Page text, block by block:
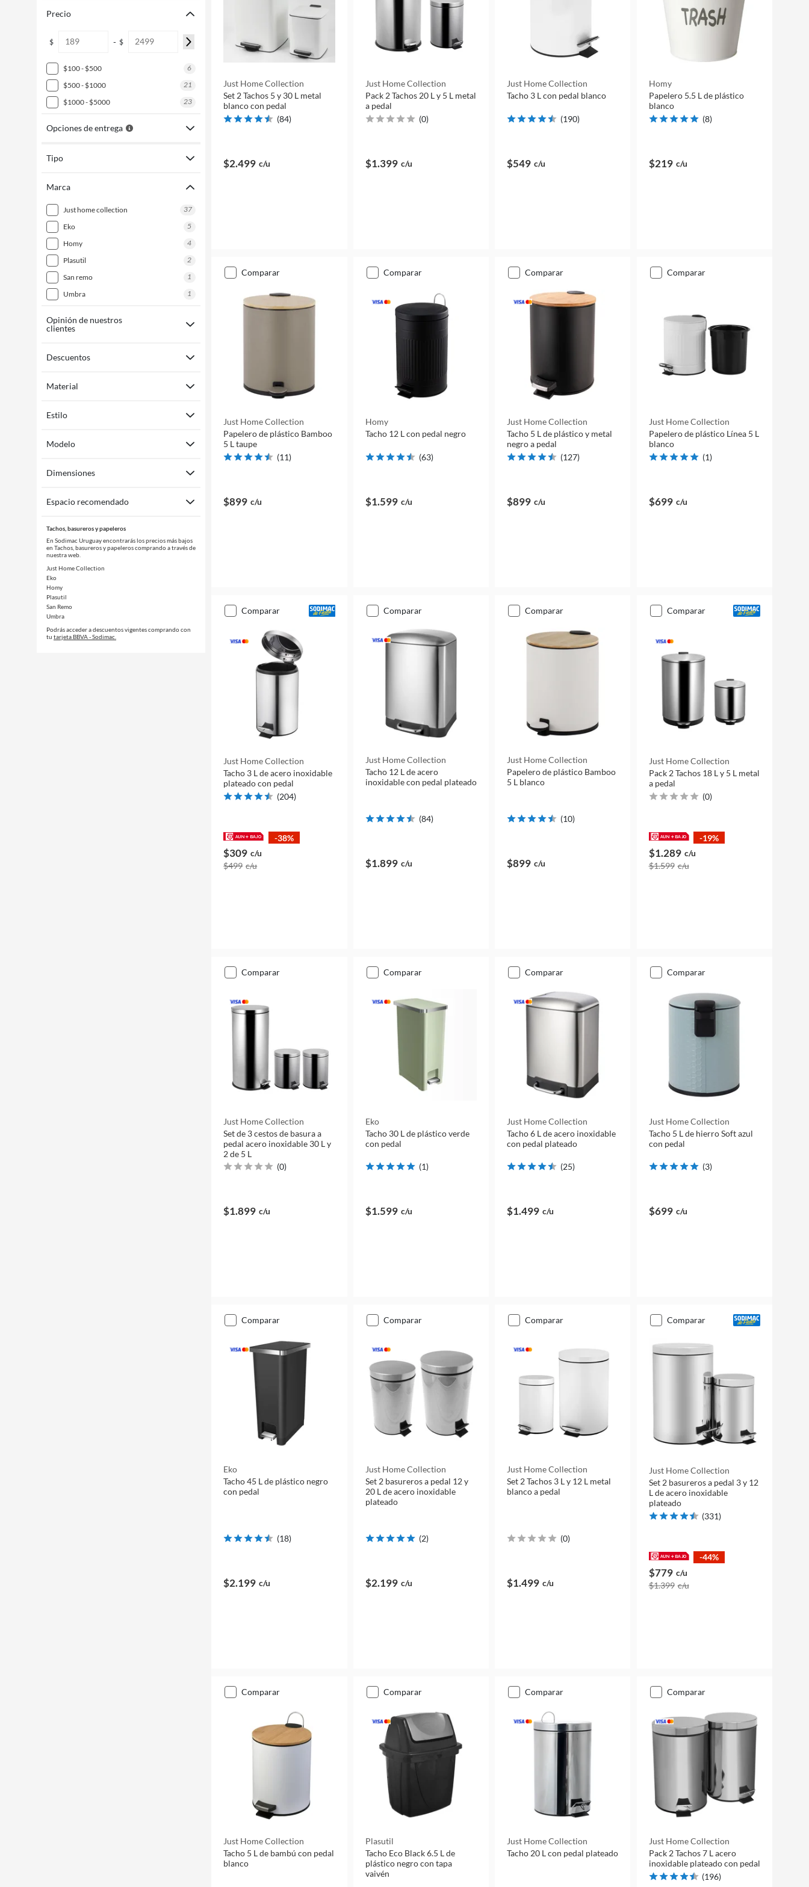
Precio
$ - $
$100 - $500
6
$500 - $1000
21
$1000 - $5000
23
Opciones de entrega
Tipo
Marca
just home collection
37
eko
5
homy
4
plasutil
2
san remo
1
umbra
1
Opinión de nuestros
clientes
Descuentos
Material
Estilo
Modelo
Dimensiones
Espacio recomendado
Tachos, basureros y papeleros
En Sodimac Uruguay encontrarás los precios más bajos
en Tachos, basureros y papeleros comprando a través de
nuestra web.
Just Home Collection
Eko
Homy
Plasutil
San Remo
Umbra
Podrás acceder a descuentos vigentes comprando con
tu tarjeta BBVA - Sodimac.
Just Home Collection
Set 2 Tachos 5 y 30 L metal
blanco con pedal
(84)
$2.499 c/u
Just Home Collection
Pack 2 Tachos 20 L y 5 L metal
a pedal
(0)
$1.399 c/u
Just Home Collection
Tacho 3 L con pedal blanco
(190)
$549 c/u
Homy
Papelero 5.5 L de plástico
blanco
(8)
$219 c/u
comparar
Just Home Collection
Papelero de plástico Bamboo
5 L taupe
(11)
$899 c/u
comparar
Homy
Tacho 12 L con pedal negro
(63)
$1.599 c/u
comparar
Just Home Collection
Tacho 5 L de plástico y metal
negro a pedal
(127)
$899 c/u
comparar
Just Home Collection
Papelero de plástico Línea 5 L
blanco
(1)
$699 c/u
comparar
Just Home Collection
Tacho 3 L de acero inoxidable
plateado con pedal
(204)
-38%
$309 c/u
$499 c/u
comparar
Just Home Collection
Tacho 12 L de acero
inoxidable con pedal plateado
(84)
$1.899 c/u
comparar
Just Home Collection
Papelero de plástico Bamboo
5 L blanco
(10)
$899 c/u
comparar
Just Home Collection
Pack 2 Tachos 18 L y 5 L metal
a pedal
(0)
-19%
$1.289 c/u
$1.599 c/u
comparar
Just Home Collection
Set de 3 cestos de basura a
pedal acero inoxidable 30 L y
2 de 5 L
(0)
$1.899 c/u
comparar
Eko
Tacho 30 L de plástico verde
con pedal
(1)
$1.599 c/u
comparar
Just Home Collection
Tacho 6 L de acero inoxidable
con pedal plateado
(25)
$1.499 c/u
comparar
Just Home Collection
Tacho 5 L de hierro Soft azul
con pedal
(3)
$699 c/u
comparar
Eko
Tacho 45 L de plástico negro
con pedal
(18)
$2.199 c/u
comparar
Just Home Collection
Set 2 basureros a pedal 12 y
20 L de acero inoxidable
plateado
(2)
$2.199 c/u
comparar
Just Home Collection
Set 2 Tachos 3 L y 12 L metal
blanco a pedal
(0)
$1.499 c/u
comparar
Just Home Collection
Set 2 basureros a pedal 3 y 12
L de acero inoxidable
plateado
(331)
-44%
$779 c/u
$1.399 c/u
comparar
Just Home Collection
Tacho 5 L de bambú con pedal
blanco
comparar
Plasutil
Tacho Eco Black 6.5 L de
plástico negro con tapa
vaivén
comparar
Just Home Collection
Tacho 20 L con pedal plateado
comparar
Just Home Collection
Pack 2 Tachos 7 L acero
inoxidable plateado con pedal
(196)